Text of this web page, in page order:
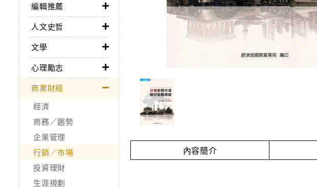
編輯推薦
人文史哲
文學
心理勵志
商業財經
經濟
商務／趨勢
企業管理
行銷／市場
投資理財
生涯規劃
內容簡介